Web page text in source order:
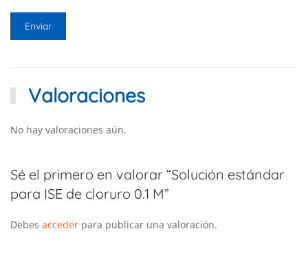
Valoraciones
No hay valoraciones aún.
Sé el primero en valorar “Solución estándar
para ISE de cloruro 0.1 M”
Debes acceder para publicar una valoración.